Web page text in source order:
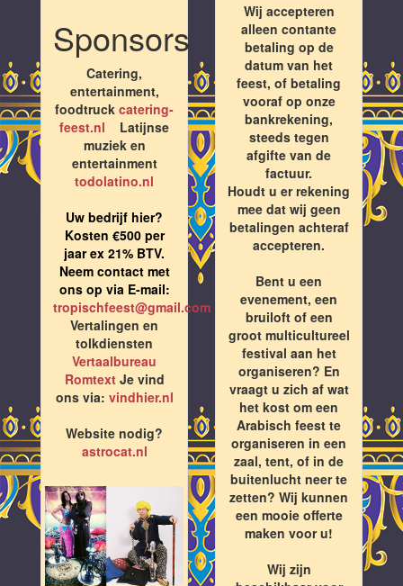
Sponsors
Catering,
entertainment,
foodtruck catering-
feest.nl Latijnse
muziek en
entertainment
todolatino.nl
Uw bedrijf hier?
Kosten €500 per
jaar ex 21% BTV.
Neem contact met
ons op via E-mail:
tropischfeest@gmail.com
Vertalingen en
tolkdiensten
Vertaalbureau
RomtextJe vind
ons via: vindhier.nl
Website nodig?
astrocat.nl
Wij accepteren
alleen contante
betaling op de
datum van het
feest, of betaling
vooraf op onze
bankrekening,
steeds tegen
afgifte van de
factuur.
Houdt u er rekening
mee dat wij geen
betalingen achteraf
accepteren.
Bent u een
evenement, een
bruiloft of een
groot multicultureel
festival aan het
organiseren? En
vraagt u zich af wat
het kost om een
Arabisch feest te
organiseren in een
zaal, tent, of in de
buitenlucht neer te
zetten? Wij kunnen
een mooie offerte
maken voor u!
Wij zijn